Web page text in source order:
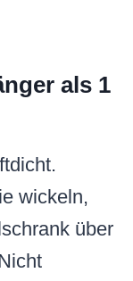
als 1
wickeln,
über